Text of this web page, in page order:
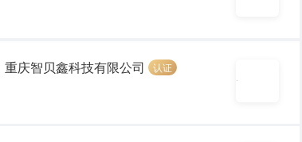
重庆智贝鑫科技有限公司 认证